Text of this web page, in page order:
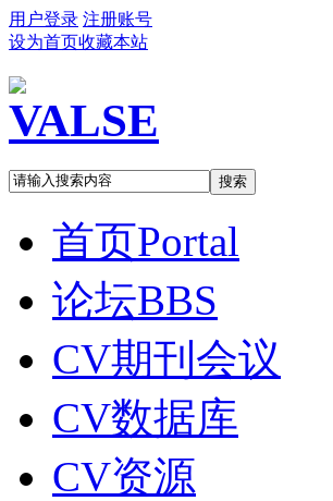
用户登录 注册账号
设为首页收藏本站
搜索
首页Portal
论坛BBS
CV期刊会议
CV数据库
CV资源